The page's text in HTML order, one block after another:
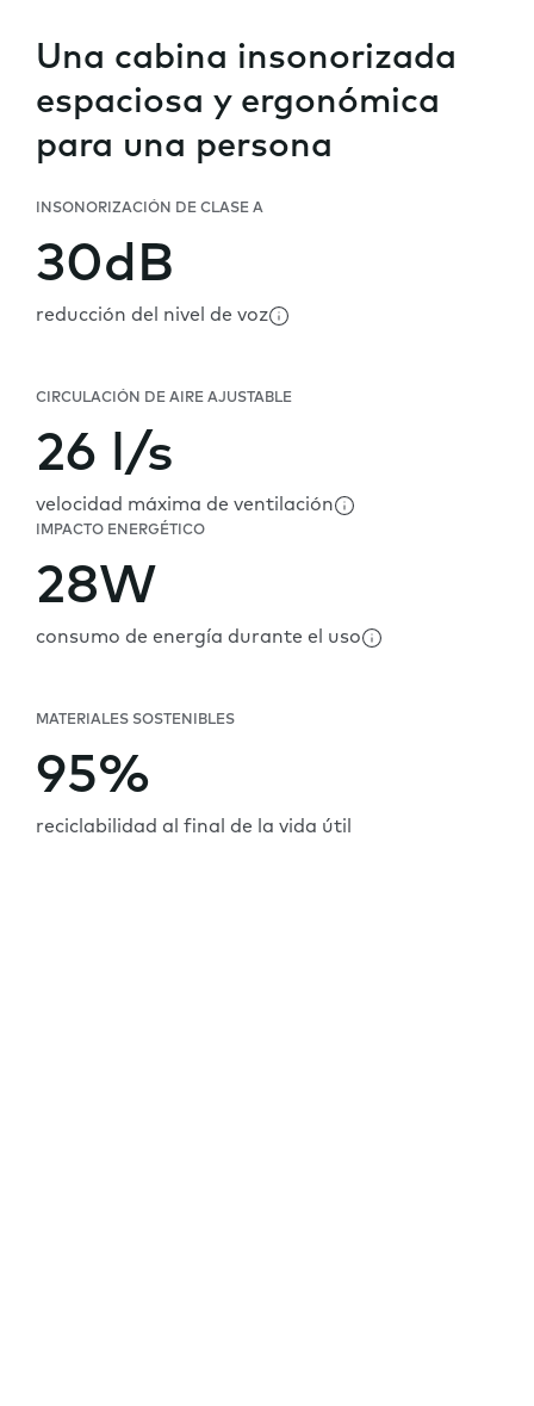
Una cabina insonorizada
espaciosa y ergonómica
para una persona
INSONORIZACIÓN DE CLASE A
30dB
reducción del nivel de voz
CIRCULACIÓN DE AIRE AJUSTABLE
26 l/s
velocidad máxima de ventilación
IMPACTO ENERGÉTICO
28W
consumo de energía durante el uso
MATERIALES SOSTENIBLES
95%
reciclabilidad al final de la vida útil